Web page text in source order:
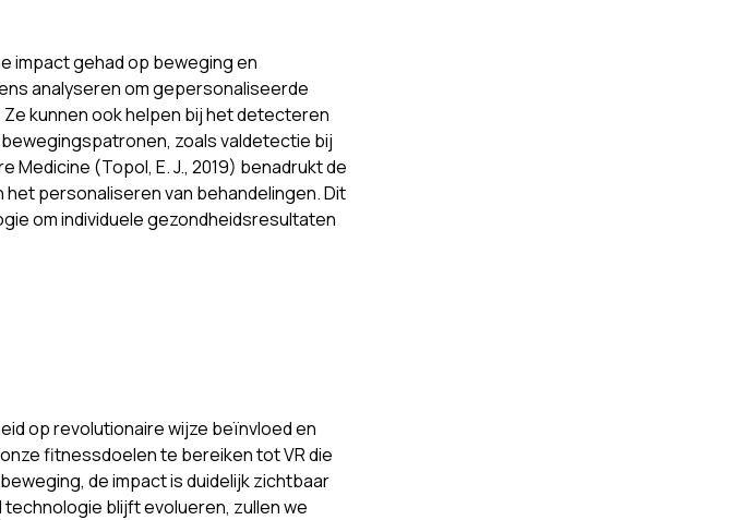
impact gehad op beweging en
analyseren om gepersonaliseerde
kunnen ook helpen bij het detecteren
zoals valdetectie bij
Medicine (Topol, E. J., 2019) benadrukt de
het personaliseren van behandelingen. Dit
om individuele gezondheidsresultaten
op revolutionaire wijze beïnvloed en
fitnessdoelen te bereiken tot VR die
de impact is duidelijk zichtbaar
blijft evolueren, zullen we